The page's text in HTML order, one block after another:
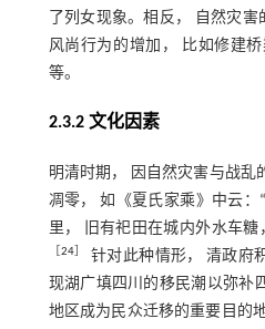
了列女现象。相反， 自然灾
风尚行为的增加， 比如修建
等。
2.3.2 文化因素
明清时期， 因自然灾害与战乱
凋零， 如《夏氏家乘》中云
里， 旧有祀田在城内外水车糖
24］
针对此种情形， 清政府
现湖广填四川的移民潮以弥补
地区成为民众迁移的重要目的